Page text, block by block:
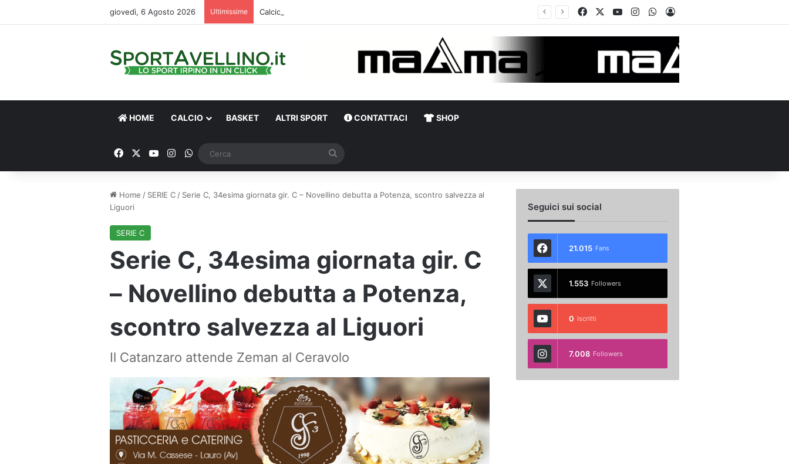
giovedì, 6 Agosto 2026 Ultimissime FacebookYou TubeInstagramWhatsApp
Accedi
HOME CALCIO BASKET ALTRI SPORT CONTATTACI SHOP
FacebookYou TubeInstagram
WhatsApp
Home / SERIE C / Serie C, 34esima giornata gir. C – Novellino debutta a Potenza, scontro salvezza al
Liguori
SERIE C
Serie C, 34esima giornata gir. C
– Novellino debutta a Potenza,
scontro salvezza al Liguori
Il Catanzaro attende Zeman al Ceravolo
Seguici sui social
21.015 Fans
1.553 Followers
0 Iscritti
7.008 Followers